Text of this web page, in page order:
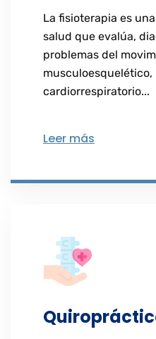
La fisioterapia es
salud que evalúa,
problemas del
cardiorrespiratorio...
Leer más